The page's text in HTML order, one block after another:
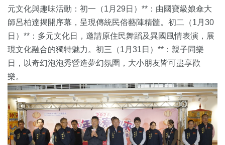
元文化與趣味活動：初一（1月29日）**：由國寶級娘傘大
師呂柏達揭開序幕，呈現傳統民俗藝陣精髓。初二（1月30
日）**：多元文化日，邀請原住民舞蹈及異國風情表演，展
現文化融合的獨特魅力。初三（1月31日）**：親子同樂
日，以奇幻泡泡秀營造夢幻氛圍，大小朋友皆可盡享歡
樂。